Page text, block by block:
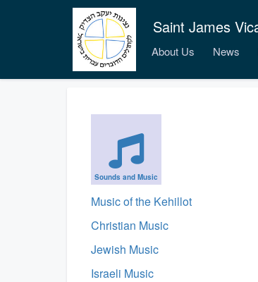
Saint James
About Us News
Sounds and Music
Music of the Kehillot
Christian Music
Jewish Music
Israeli Music